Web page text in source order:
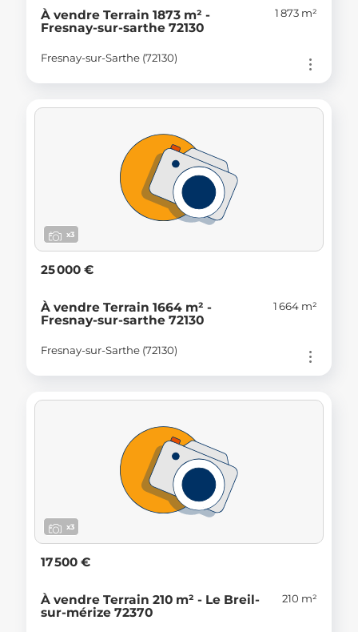
À vendre Terrain 1873 m² -
Fresnay-sur-sarthe 72130
1 873 m²
Fresnay-sur-Sarthe (72130)
x3
25 000 €
À vendre Terrain 1664 m² -
Fresnay-sur-sarthe 72130
1 664 m²
Fresnay-sur-Sarthe (72130)
x3
17 500 €
À vendre Terrain 210 m² - Le Breil-
sur-mérize 72370
210 m²